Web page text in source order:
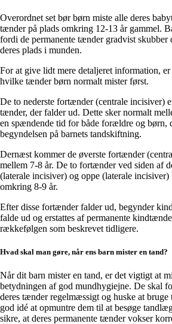
Overordnet set bør børn miste alle deres
tænder på plads omkring 12-13 år gammel.
fordi de permanente tænder gradvist skubber
deres plads i munden.
For at give lidt mere detaljeret information,
hvilke tænder børn normalt mister først.
De to nederste fortænder (centrale incisiver)
tænder, der falder ud. Dette sker normalt
en spændende tid for både forældre og børn,
begyndelsen på barnets tandskiftning.
Dernæst kommer de øverste fortænder
mellem 7-8 år. De to fortænder ved siden af
(laterale incisiver) og oppe (laterale
omkring 8-9 år.
Efter disse fortænder falder ud, begynder
falde ud og erstattes af permanente
rækkefølgen som beskrevet tidligere.
Hvad skal man gøre, når ens barn mister en tand?
Når dit barn mister en tand, er det vigtigt at
betydningen af god mundhygiejne. De skal
deres tænder regelmæssigt og huske at bruge
god idé at opmuntre dem til at besøge
sikre, at deres permanente tænder vokser